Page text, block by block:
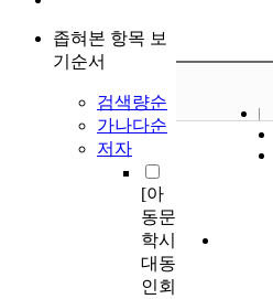
좁혀본 항목 보
기순서
검색량순
가나다순
저자
[아
동문
학시
대동
인회